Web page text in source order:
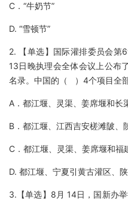
C．“牛奶节”
D. “雪顿节”
2. 【单选】国际灌排委员会第
13日晚执理会全体会议上公布
名录。中国的（ ）4个项目全部
A．都江堰、灵渠、姜席堰和长
B．都江堰、江西吉安槎滩陂、
C．都江堰、灵渠、姜席堰和福
D. 都江堰、宁夏引黄古灌区、
3.【单选】8月 14日，国新办